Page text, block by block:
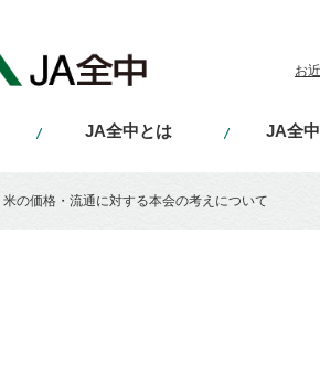
お
JA全中とは JA全
米の価格・流通に対する本会の考えについて